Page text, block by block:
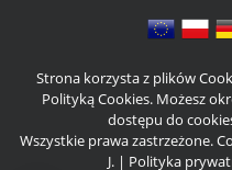
Strona korzysta z plików
Polityką Cookies. Możesz
dostępu do
Wszystkie prawa zastrzeżone.
J. | Polityka